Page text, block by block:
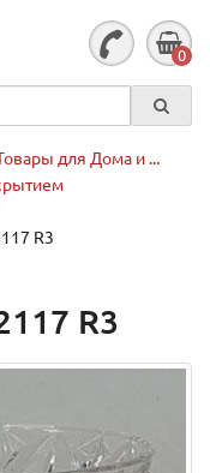
0
для Дома и ...
R3
R3